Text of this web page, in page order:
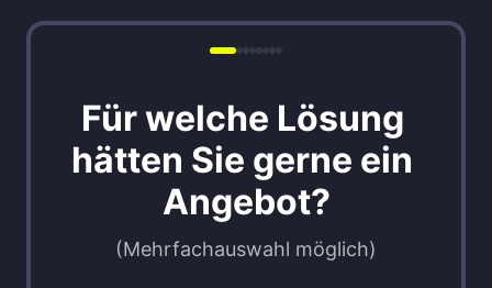
Für welche Lösung
hätten Sie gerne ein
Angebot?
(Mehrfachauswahl möglich)